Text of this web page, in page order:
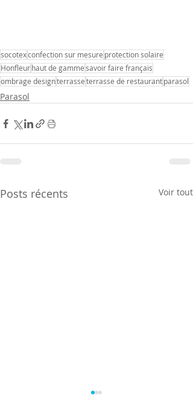
socotexconfection sur mesure protection solaire
Honfleurhaut de gammesavoir faire français
ombrage designterrasseterrasse de restaurantparasol
Parasol
Posts récents Voir tout